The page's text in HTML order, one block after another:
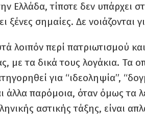
Ελλάδα, τίποτε δεν υπάρχει
ξένες σημαίες. Δε νοιάζονται
λοιπόν περί πατριωτισμού
με τα δικά τους λογάκια. Τα
για “ιδεοληψία”,
άλλα παρόμοια, όταν όμως τα
αστικής τάξης, είναι